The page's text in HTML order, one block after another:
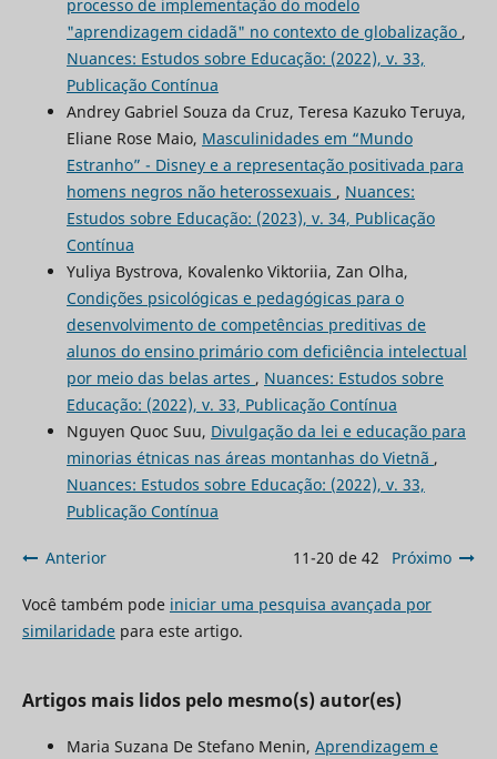
processo de implementação do modelo
"aprendizagem cidadã" no contexto de globalização ,
Nuances: Estudos sobre Educação: (2022), v. 33,
Publicação Contínua
Andrey Gabriel Souza da Cruz, Teresa Kazuko Teruya,
Eliane Rose Maio, Masculinidades em “Mundo
Estranho” - Disney e a representação positivada para
homens negros não heterossexuais , Nuances:
Estudos sobre Educação: (2023), v. 34, Publicação
Contínua
Yuliya Bystrova, Kovalenko Viktoriia, Zan Olha,
Condições psicológicas e pedagógicas para o
desenvolvimento de competências preditivas de
alunos do ensino primário com deficiência intelectual
por meio das belas artes , Nuances: Estudos sobre
Educação: (2022), v. 33, Publicação Contínua
Nguyen Quoc Suu, Divulgação da lei e educação para
minorias étnicas nas áreas montanhas do Vietnã ,
Nuances: Estudos sobre Educação: (2022), v. 33,
Publicação Contínua
Anterior 11-20 de 42 Próximo
Você também pode iniciar uma pesquisa avançada por
similaridadepara este artigo.
Artigos mais lidos pelo mesmo(s) autor(es)
Maria Suzana De Stefano Menin, Aprendizagem e